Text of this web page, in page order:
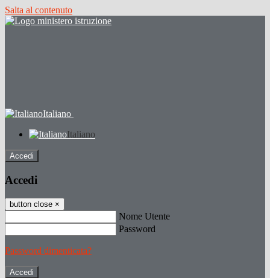
Salta al contenuto
Italiano
Italiano
Accedi
Accedi
button close ×
Nome Utente
Password
Password dimenticata?